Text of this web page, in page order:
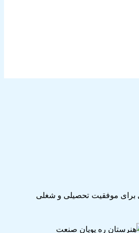
برای موفقیت تحصیلی و شغلی